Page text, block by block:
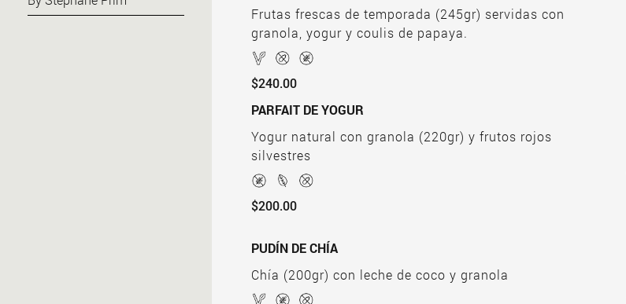
Frutas frescas de temporada (245gr) servidas con
granola, yogur y coulis de papaya.
$240.00
PARFAIT DE YOGUR
Yogur natural con granola (220gr) y frutos rojos
silvestres
$200.00
PUDÍN DE CHÍA
Chía (200gr) con leche de coco y granola